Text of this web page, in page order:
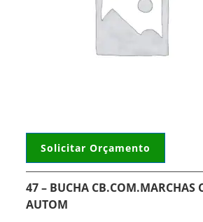
Solicitar Orçamento
47 – BUCHA CB.COM.MARCHAS
AUTOM